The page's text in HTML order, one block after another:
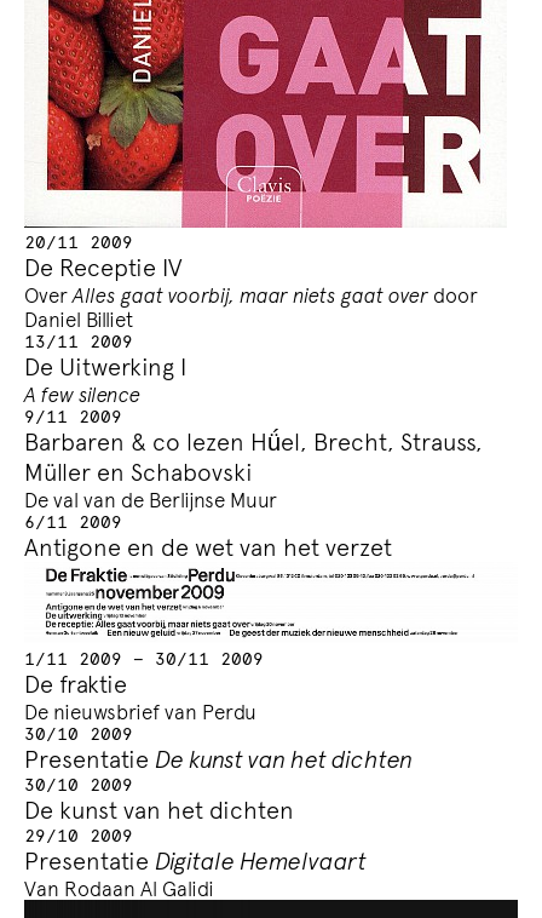
20/11 2009
De Receptie IV
OverAlles gaat voorbij, maar niets gaat over door
Daniel Billiet
13/11 2009
De Uitwerking I
A few silence
9/11 2009
Barbaren & co lezen Hǘel, Brecht, Strauss,
Müller en Schabovski
De val van de Berlijnse Muur
6/11 2009
Antigone en de wet van het verzet
1/11 2009 — 30/11 2009
De fraktie
De nieuwsbrief van Perdu
30/10 2009
Presentatie De kunst van het dichten
30/10 2009
De kunst van het dichten
29/10 2009
Presentatie Digitale Hemelvaart
Van Rodaan Al Galidi